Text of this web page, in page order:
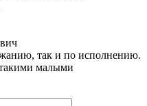
так и по исполнению.
малыми